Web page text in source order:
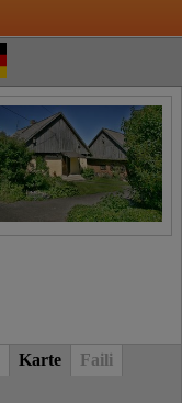
Karte
Faili